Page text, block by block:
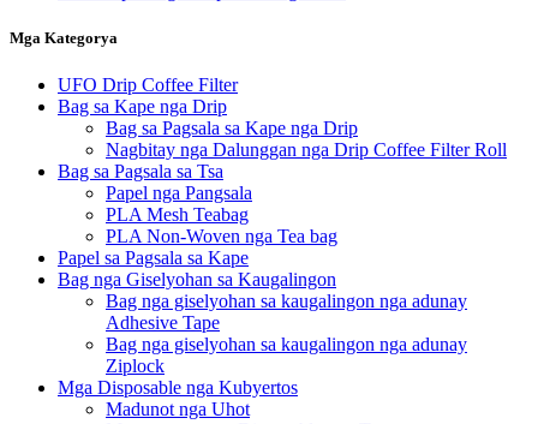
Mga Kategorya
UFO Drip Coffee Filter
Bag sa Kape nga Drip
Bag sa Pagsala sa Kape nga Drip
Nagbitay nga Dalunggan nga Drip Coffee Filter Roll
Bag sa Pagsala sa Tsa
Papel nga Pangsala
PLA Mesh Teabag
PLA Non-Woven nga Tea bag
Papel sa Pagsala sa Kape
Bag nga Giselyohan sa Kaugalingon
Bag nga giselyohan sa kaugalingon nga adunay
Adhesive Tape
Bag nga giselyohan sa kaugalingon nga adunay
Ziplock
Mga Disposable nga Kubyertos
Madunot nga Uhot